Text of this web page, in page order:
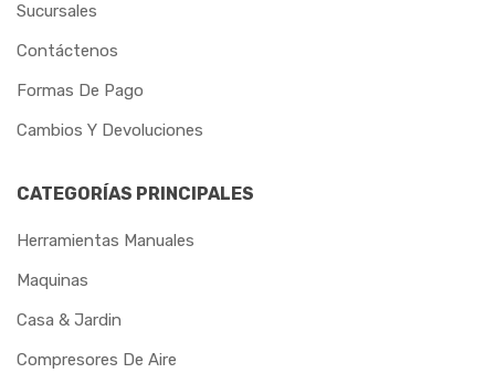
Sucursales
Contáctenos
Formas De Pago
Cambios Y Devoluciones
CATEGORÍAS PRINCIPALES
Herramientas Manuales
Maquinas
Casa & Jardin
Compresores De Aire